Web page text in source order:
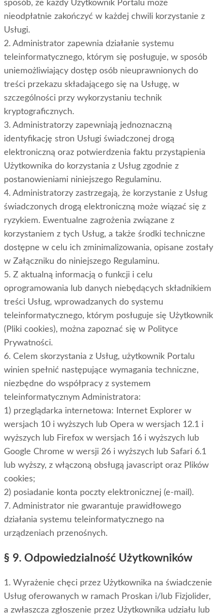
sposób, że każdy Użytkownik Portalu może
nieodpłatnie zakończyć w każdej chwili korzystanie z
Usługi.
2. Administrator zapewnia działanie systemu
teleinformatycznego, którym się posługuje, w sposób
uniemożliwiający dostęp osób nieuprawnionych do
treści przekazu składającego się na Usługę, w
szczególności przy wykorzystaniu technik
kryptograficznych.
3. Administratorzy zapewniają jednoznaczną
identyfikację stron Usługi świadczonej drogą
elektroniczną oraz potwierdzenia faktu przystąpienia
Użytkownika do korzystania z Usług zgodnie z
postanowieniami niniejszego Regulaminu.
4. Administratorzy zastrzegają, że korzystanie z Usług
świadczonych drogą elektroniczną może wiązać się z
ryzykiem. Ewentualne zagrożenia związane z
korzystaniem z tych Usług, a także środki techniczne
dostępne w celu ich zminimalizowania, opisane zostały
w Załączniku do niniejszego Regulaminu.
5. Z aktualną informacją o funkcji i celu
oprogramowania lub danych niebędących składnikiem
treści Usług, wprowadzanych do systemu
teleinformatycznego, którym posługuje się Użytkownik
(Pliki cookies), można zapoznać się w Polityce
Prywatności.
6. Celem skorzystania z Usług, użytkownik Portalu
winien spełnić następujące wymagania techniczne,
niezbędne do współpracy z systemem
teleinformatycznym Administratora:
1) przeglądarka internetowa: Internet Explorer w
wersjach 10 i wyższych lub Opera w wersjach 12.1 i
wyższych lub Firefox w wersjach 16 i wyższych lub
Google Chrome w wersji 26 i wyższych lub Safari 6.1
lub wyższy, z włączoną obsługą javascript oraz Plików
cookies;
2) posiadanie konta poczty elektronicznej (e-mail).
7. Administrator nie gwarantuje prawidłowego
działania systemu teleinformatycznego na
urządzeniach przenośnych.
§ 9. Odpowiedzialność Użytkowników
1. Wyrażenie chęci przez Użytkownika na świadczenie
Usług oferowanych w ramach Proskan i/lub Fizjolider,
a zwłaszcza zgłoszenie przez Użytkownika udziału lub